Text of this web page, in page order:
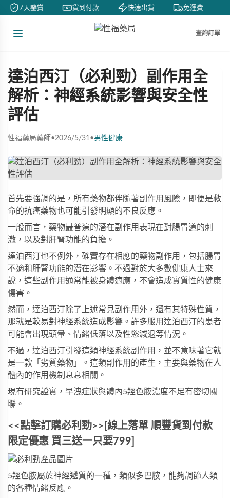
7天鑒賞 貨到付款 快速出貨 免運費
查詢訂單
達泊西汀（必利勁）副作用全
解析：神經系統影響與安全性
評估
性福藥局藥師•2026/5/31•男性健康
首先要強調的是，所有藥物都伴隨著副作用風險，即便是救
命的抗癌藥物也可能引發明顯的不良反應。
一般而言，藥物最普遍的潛在副作用表現在對腸胃道的刺
激，以及對肝腎功能的負擔。
達泊西汀 也不例外，確實存在相應的藥物副作用，包括腸胃
不適和肝腎功能的潛在影響。不過對於大多數健康人士來
說，這些副作用通常能被身體適應，不會造成實質性的健康
傷害。
然而， 達泊西汀
除了上述常見副作用外，還有其特殊性質，
那就是較易對神經系統造成影響。許多服用達泊西汀的患者
可能會出現頭暈、情緒低落以及性慾減退等情況。
不過，達泊西汀引發這類神經系統副作用，並不意味著它就
是一款「劣質藥物」。這類副作用的產生，主要與藥物在人
體內的作用機制息息相關。
現有研究證實，早洩症狀與體內5羥色胺濃度不足有密切關
聯。
<<點擊訂購必利勁>>[線上落單 順豐貨到付款
限定優惠 買三送一只要799]
5羥色胺屬於神經遞質的一種，類似多巴胺，能夠調節人類
的各種情緒反應。